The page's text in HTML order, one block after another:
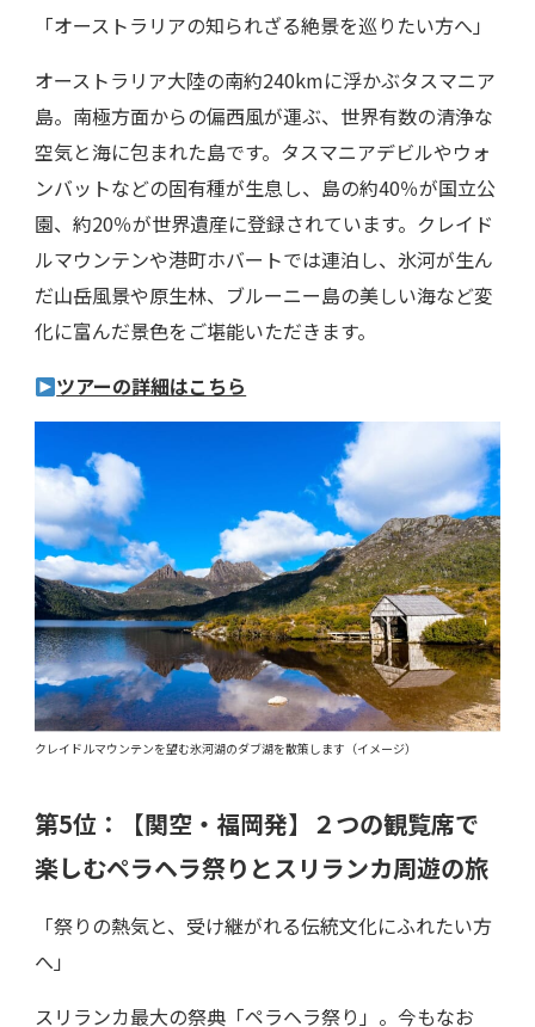
「オーストラリアの知られざる絶景を巡りたい方へ」
オーストラリア大陸の南約240kmに浮かぶタスマニア
島。南極方面からの偏西風が運ぶ、世界有数の清浄な
空気と海に包まれた島です。タスマニアデビルやウォ
ンバットなどの固有種が生息し、島の約40％が国立公
園、約20％が世界遺産に登録されています。クレイド
ルマウンテンや港町ホバートでは連泊し、氷河が生ん
だ山岳風景や原生林、ブルーニー島の美しい海など変
化に富んだ景色をご堪能いただきます。
ツアーの詳細はこちら
クレイドルマウンテンを望む氷河湖のダブ湖を散策します（イメージ）
第5位： 【関空・福岡発】 ２つの観覧席で
楽しむペラヘラ祭りとスリランカ周遊の旅
「祭りの熱気と、受け継がれる伝統文化にふれたい方
へ」
スリランカ最大の祭典「ペラヘラ祭り」。今もなお